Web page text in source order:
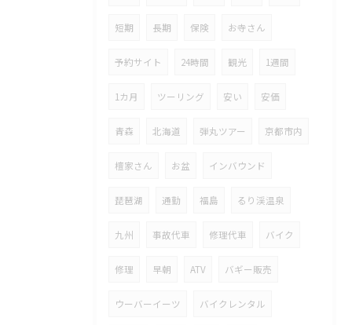
短期 長期 保険 お寺さん
予約サイト 24時間 観光 1週間
1カ月 ツーリング 安い 安価
青森 北海道 弾丸ツアー 京都市内
檀家さん お盆 インバウンド
琵琶湖 通勤 福島 るり渓温泉
九州 事故代車 修理代車 バイク
修理 早朝 ATV バギー販売
ウーバーイーツ バイクレンタル